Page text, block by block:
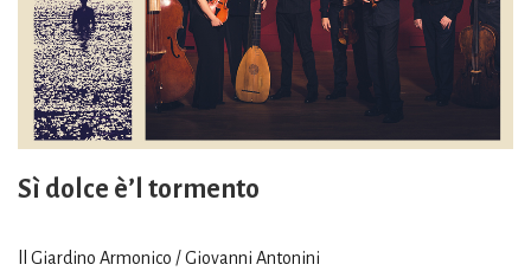
Sì dolce è’l tormento
ll Giardino Armonico / Giovanni Antonini